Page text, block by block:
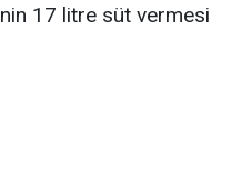
17 litre süt vermesi